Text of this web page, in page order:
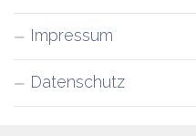
Impressum
Datenschutz